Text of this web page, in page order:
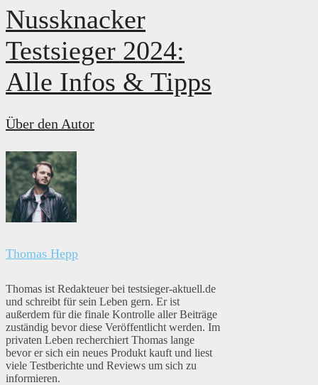
Nussknacker
Testsieger 2024:
Alle Infos & Tipps
Über den Autor
Thomas Hepp
Thomas ist Redakteuer bei testsieger-aktuell.de
und schreibt für sein Leben gern. Er ist
außerdem für die finale Kontrolle aller Beiträge
zuständig bevor diese Veröffentlicht werden. Im
privaten Leben recherchiert Thomas lange
bevor er sich ein neues Produkt kauft und liest
viele Testberichte und Reviews um sich zu
informieren.